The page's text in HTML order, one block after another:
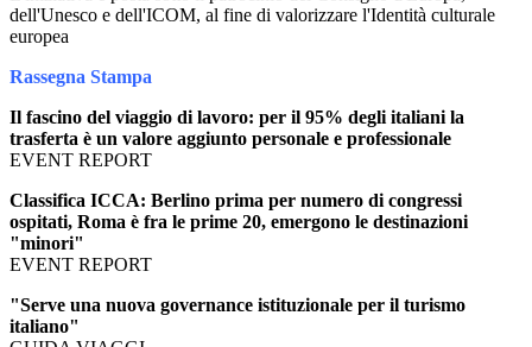
dell'Unesco e dell'ICOM, al fine di valorizzare l'Identità culturale
europea
Rassegna Stampa
Il fascino del viaggio di lavoro: per il 95% degli italiani la
trasferta è un valore aggiunto personale e professionale
EVENT REPORT
Classifica ICCA: Berlino prima per numero di congressi
ospitati, Roma è fra le prime 20, emergono le destinazioni
"minori"
EVENT REPORT
"Serve una nuova governance istituzionale per il turismo
italiano"